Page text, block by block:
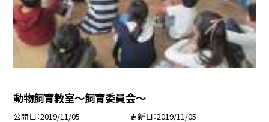
動物飼育教室〜飼育委員会〜
公開日 2019/11/05 更新日 2019/11/05